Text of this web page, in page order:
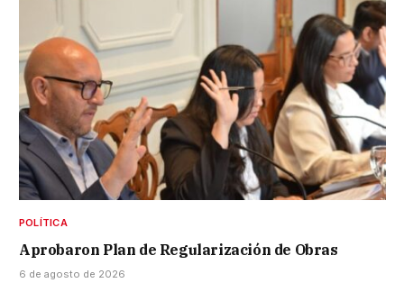
POLÍTICA
Aprobaron Plan de Regularización de Obras
6 de agosto de 2026